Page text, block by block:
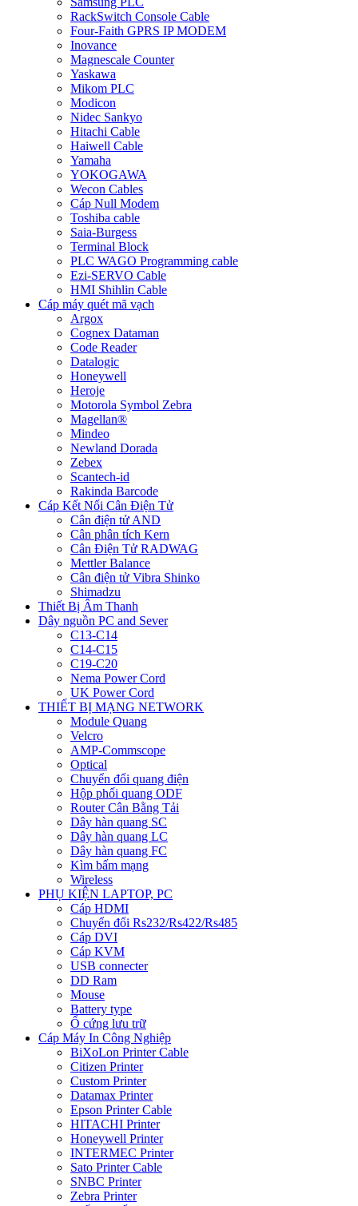
RackSwitch Console Cable
Four-Faith GPRS IP MODEM
Inovance
Magnescale Counter
Yaskawa
Mikom PLC
Modicon
Nidec Sankyo
Hitachi Cable
Haiwell Cable
Yamaha
YOKOGAWA
Wecon Cables
Cáp Null Modem
Toshiba cable
Saia-Burgess
Terminal Block
PLC WAGO Programming cable
Ezi-SERVO Cable
HMI Shihlin Cable
Cáp máy quét mã vạch
Argox
Cognex Dataman
Code Reader
Datalogic
Honeywell
Heroje
Motorola Symbol Zebra
Magellan®
Mindeo
Newland Dorada
Zebex
Scantech-id
Rakinda Barcode
Cáp Kết Nối Cân Điện Tử
Cân điện tử AND
Cân phân tích Kern
Cân Điện Tử RADWAG
Mettler Balance
Cân điện tử Vibra Shinko
Shimadzu
Thiết Bị Âm Thanh
Dây nguồn PC and Sever
C13-C14
C14-C15
C19-C20
Nema Power Cord
UK Power Cord
THIẾT BỊ MẠNG NETWORK
Module Quang
Velcro
AMP-Commscope
Optical
Chuyển đổi quang điện
Hộp phối quang ODF
Router Cân Bằng Tải
Dây hàn quang SC
Dây hàn quang LC
Dây hàn quang FC
Kìm bấm mạng
Wireless
PHỤ KIỆN LAPTOP, PC
Cáp HDMI
Chuyển đổi Rs232/Rs422/Rs485
Cáp DVI
Cáp KVM
USB connecter
DD Ram
Mouse
Battery type
Ổ cứng lưu trữ
Cáp Máy In Công Nghiệp
BiXoLon Printer Cable
Citizen Printer
Custom Printer
Datamax Printer
Epson Printer Cable
HITACHI Printer
Honeywell Printer
INTERMEC Printer
Sato Printer Cable
SNBC Printer
Zebra Printer